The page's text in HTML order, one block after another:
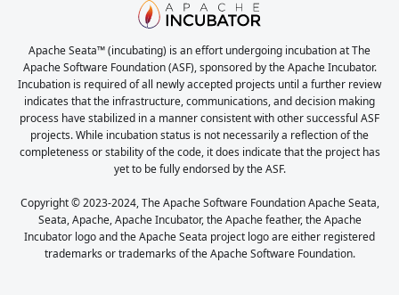
Apache Seata™ (incubating) is an effort undergoing incubation at The
Apache Software Foundation (ASF), sponsored by the Apache Incubator.
Incubation is required of all newly accepted projects until a further review
indicates that the infrastructure, communications, and decision making
process have stabilized in a manner consistent with other successful ASF
projects. While incubation status is not necessarily a reflection of the
completeness or stability of the code, it does indicate that the project has
yet to be fully endorsed by the ASF.
Copyright © 2023-2024, The Apache Software Foundation Apache Seata,
Seata, Apache, Apache Incubator, the Apache feather, the Apache
Incubator logo and the Apache Seata project logo are either registered
trademarks or trademarks of the Apache Software Foundation.